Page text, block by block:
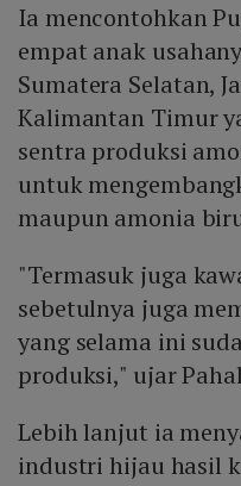
Ia mencontohkan
empat anak
Sumatera Selatan,
Kalimantan Timur
sentra produksi
untuk
maupun amonia
"Termasuk juga
sebetulnya juga
yang selama ini
produksi," ujar
Lebih lanjut ia
industri hijau hasil